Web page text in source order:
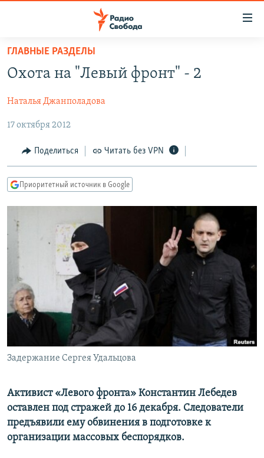
упрощенного
доступа
содержанию
Вернутся
главной
навигации
Вернутся
поиску
АВТОРСКИЕ ПРОЕКТЫ
ЦИТАТЫ СВОБОДЫ
МНЕНИЯ
КУЛЬТУРА
IDEL.РЕАЛИИ
СЕВЕР.РЕАЛИИ
СИБИРЬ.РЕАЛИИ
РАСПИСАНИЕ ВЕЩАНИЯ
ПОДПИШИТЕСЬ НА РАССЫЛКУ
СОЦИАЛЬНЫЕ СЕТИ
Все сайты РСЕ/РС
ГЛАВНЫЕ РАЗДЕЛЫ
Охота на "Левый фронт" - 2
Наталья Джанполадова
17 октября 2012
Поделиться Читать без VPN
Приоритетный источник в Google
Задержание Сергея Удальцова
Активист «Левого фронта» Константин Лебедев
оставлен под стражей до 16 декабря. Следователи
предъявили ему обвинения в подготовке к
организации массовых беспорядков.